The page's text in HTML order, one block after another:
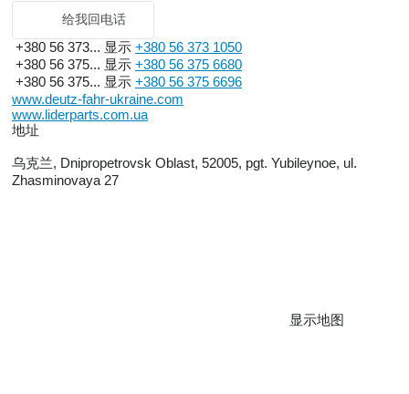
给我回电话
+380 56 373... 显示 +380 56 373 1050
+380 56 375... 显示 +380 56 375 6680
+380 56 375... 显示 +380 56 375 6696
www.deutz-fahr-ukraine.com
www.liderparts.com.ua
地址
乌克兰, Dnipropetrovsk Oblast, 52005, pgt. Yubileynoe, ul.
Zhasminovaya 27
显示地图